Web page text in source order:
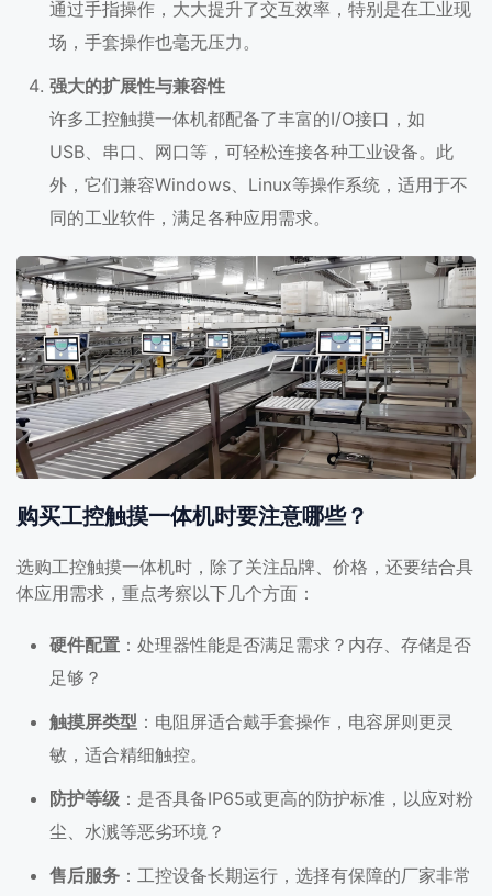
通过手指操作，大大提升了交互效率，特别是在工业现
场，手套操作也毫无压力。
强大的扩展性与兼容性
许多工控触摸一体机都配备了丰富的I/O接口，如
USB、串口、网口等，可轻松连接各种工业设备。此
外，它们兼容Windows、Linux等操作系统，适用于不
同的工业软件，满足各种应用需求。
购买工控触摸一体机时要注意哪些？
选购工控触摸一体机时，除了关注品牌、价格，还要结合具
体应用需求，重点考察以下几个方面：
硬件配置 ：处理器性能是否满足需求？内存、存储是否
足够？
触摸屏类型 ：电阻屏适合戴手套操作，电容屏则更灵
敏，适合精细触控。
防护等级 ：是否具备IP65或更高的防护标准，以应对粉
尘、水溅等恶劣环境？
售后服务 ：工控设备长期运行，选择有保障的厂家非常